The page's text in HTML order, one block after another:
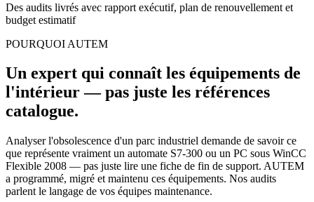
Des audits livrés avec rapport exécutif, plan de renouvellement et
budget estimatif
POURQUOI AUTEM
Un expert qui connaît les équipements de
l'intérieur — pas juste les références
catalogue.
Analyser l'obsolescence d'un parc industriel demande de savoir ce
que représente vraiment un automate S7-300 ou un PC sous WinCC
Flexible 2008 — pas juste lire une fiche de fin de support. AUTEM
a programmé, migré et maintenu ces équipements. Nos audits
parlent le langage de vos équipes maintenance.